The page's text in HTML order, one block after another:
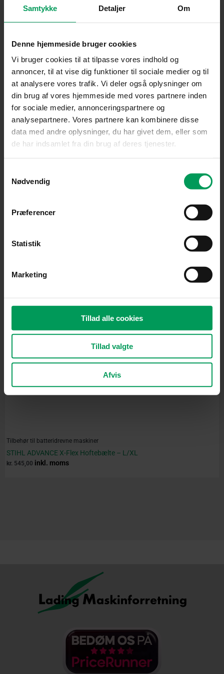
Samtykke Detaljer Om
Denne hjemmeside bruger cookies
Vi bruger cookies til at tilpasse vores indhold og
annoncer, til at vise dig funktioner til sociale medier og til
at analysere vores trafik. Vi deler også oplysninger om
din brug af vores hjemmeside med vores partnere inden
for sociale medier, annonceringspartnere og
analysepartnere. Vores partnere kan kombinere disse
data med andre oplysninger, du har givet dem, eller som
de har indsamlet fra din brug af deres tjenester.
Nødvendig
Præferencer
Statistik
Marketing
Tillad alle cookies
Tillad valgte
Afvis
Tilbehør til batteridrevne maskiner
STIHL AP 500 S Batteri
kr.525,00 inkl. moms
Tilbehør til batteridrevne maskiner
STIHL ADVANCE X-Flex Hoftebælte – L/XL
kr. 545,00 inkl. moms